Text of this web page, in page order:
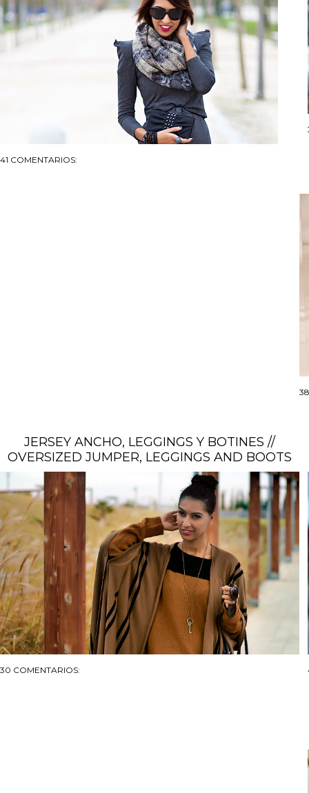
41 COMENTARIOS:
JERSEY ANCHO, LEGGINGS Y BOTINES //
OVERSIZED JUMPER, LEGGINGS AND BOOTS
30 COMENTARIOS: